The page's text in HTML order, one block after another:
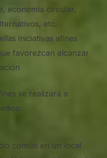
economía circular,
etc.
iniciativas afines
favorezcan alcanzar
se realizará a
común en un local